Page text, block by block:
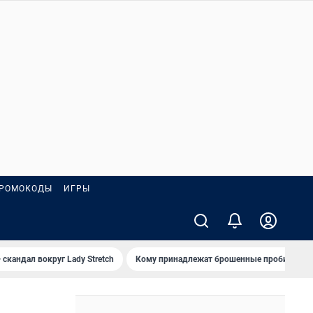
ИГРЫ
вокруг Lady Stretch Кому принадлежат брошенные пробирки?